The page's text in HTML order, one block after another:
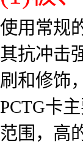
使用常规
其抗冲击
刷和修饰
PCTG卡
范围，高